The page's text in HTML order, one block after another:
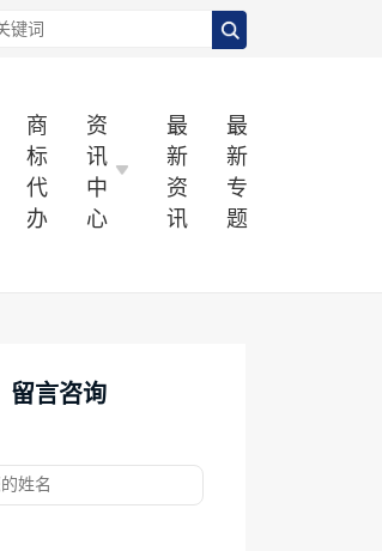
商
标
代
办
资
讯
中
心
最
新
资
讯
最
新
专
题
留言咨询